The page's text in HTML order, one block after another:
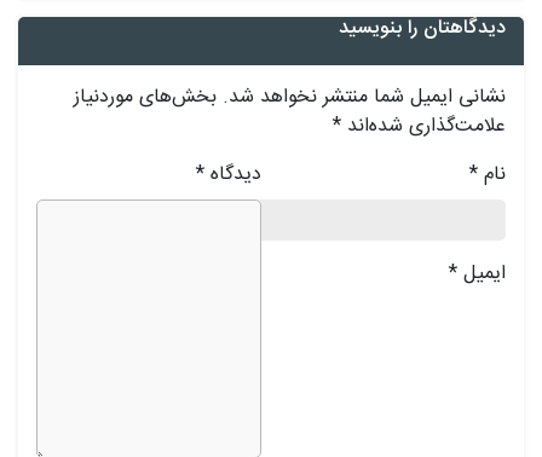
دیدگاهتان را بنویسید
نشانی ایمیل شما منتشر نخواهد شد. بخش‌های موردنیاز
علامت‌گذاری شده‌اند *
دیدگاه* نام*
ایمیل*